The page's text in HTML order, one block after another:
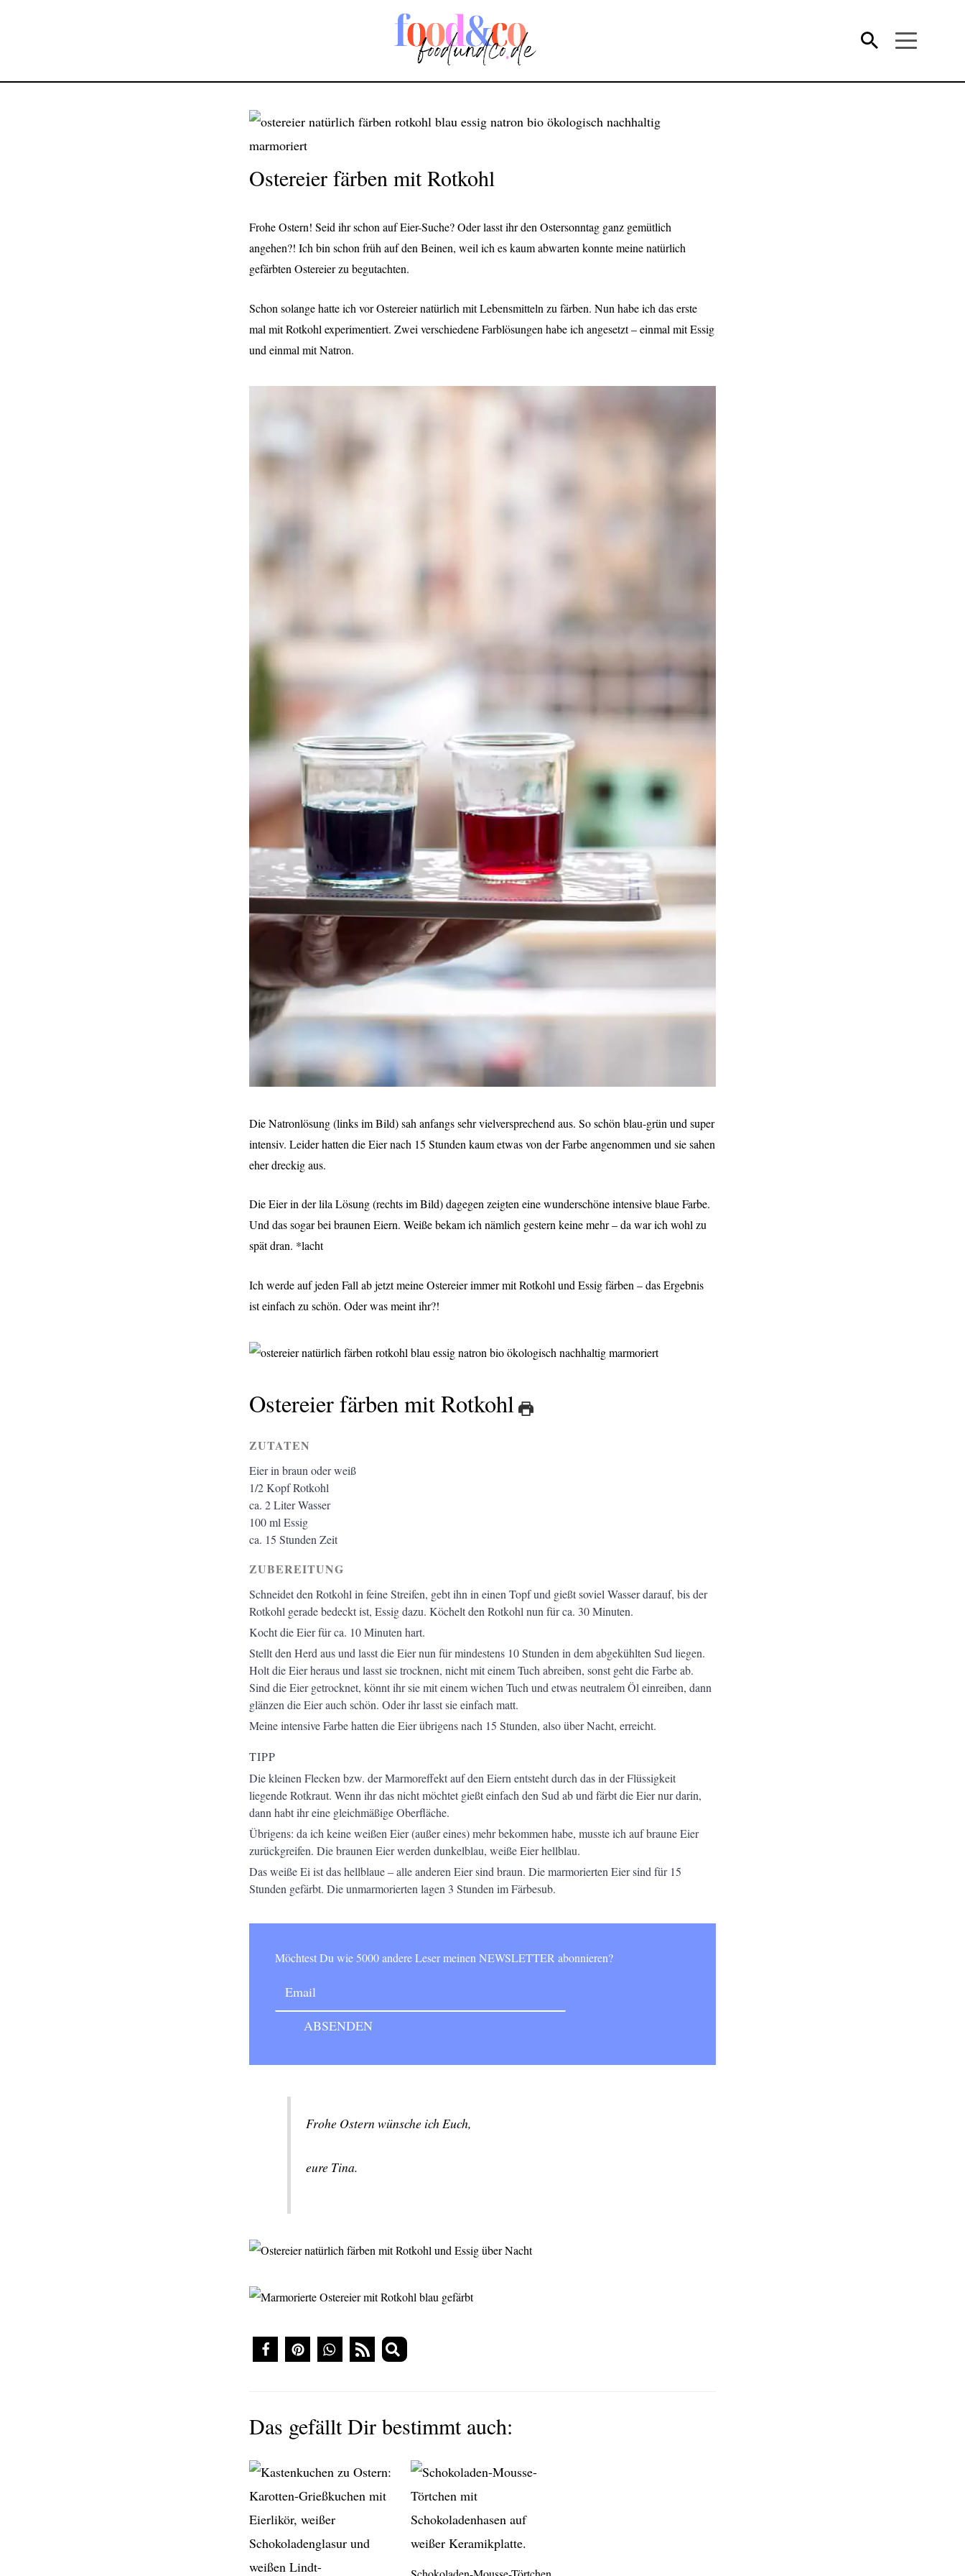
Ostereier färben mit Rotkohl
Frohe Ostern! Seid ihr schon auf Eier-Suche? Oder lasst ihr den Ostersonntag ganz gemütlich
angehen?! Ich bin schon früh auf den Beinen, weil ich es kaum abwarten konnte meine natürlich
gefärbten Ostereier zu begutachten.
Schon solange hatte ich vor Ostereier natürlich mit Lebensmitteln zu färben. Nun habe ich das erste
mal mit Rotkohl experimentiert. Zwei verschiedene Farblösungen habe ich angesetzt – einmal mit Essig
und einmal mit Natron.
Die Natronlösung (links im Bild) sah anfangs sehr vielversprechend aus. So schön blau-grün und super
intensiv. Leider hatten die Eier nach 15 Stunden kaum etwas von der Farbe angenommen und sie sahen
eher dreckig aus.
Die Eier in der lila Lösung (rechts im Bild) dagegen zeigten eine wunderschöne intensive blaue Farbe.
Und das sogar bei braunen Eiern. Weiße bekam ich nämlich gestern keine mehr – da war ich wohl zu
spät dran. *lacht
Ich werde auf jeden Fall ab jetzt meine Ostereier immer mit Rotkohl und Essig färben – das Ergebnis
ist einfach zu schön. Oder was meint ihr?!
Ostereier färben mit Rotkohl
ZUTATEN
Eier in braun oder weiß
1/2Kopf Rotkohl
ca. 2LiterWasser
100ml Essig
ca. 15 Stunden Zeit
ZUBEREITUNG
Schneidet den Rotkohl in feine Streifen, gebt ihn in einen Topf und gießt soviel Wasser darauf, bis der
Rotkohl gerade bedeckt ist, Essig dazu. Köchelt den Rotkohl nun für ca. 30 Minuten.
Kocht die Eier für ca. 10 Minuten hart.
Stellt den Herd aus und lasst die Eier nun für mindestens 10 Stunden in dem abgekühlten Sud liegen.
Holt die Eier heraus und lasst sie trocknen, nicht mit einem Tuch abreiben, sonst geht die Farbe ab.
Sind die Eier getrocknet, könnt ihr sie mit einem wichen Tuch und etwas neutralem Öl einreiben, dann
glänzen die Eier auch schön. Oder ihr lasst sie einfach matt.
Meine intensive Farbe hatten die Eier übrigens nach 15 Stunden, also über Nacht, erreicht.
TIPP
Die kleinen Flecken bzw. der Marmoreffekt auf den Eiern entsteht durch das in der Flüssigkeit
liegende Rotkraut. Wenn ihr das nicht möchtet gießt einfach den Sud ab und färbt die Eier nur darin,
dann habt ihr eine gleichmäßige Oberfläche.
Übrigens: da ich keine weißen Eier (außer eines) mehr bekommen habe, musste ich auf braune Eier
zurückgreifen. Die braunen Eier werden dunkelblau, weiße Eier hellblau.
Das weiße Ei ist das hellblaue – alle anderen Eier sind braun. Die marmorierten Eier sind für 15
Stunden gefärbt. Die unmarmorierten lagen 3 Stunden im Färbesub.
Möchtest Du wie 5000 andere Leser meinen NEWSLETTER abonnieren?
Frohe Ostern wünsche ich Euch,
eure Tina.
Das gefällt Dir bestimmt auch: